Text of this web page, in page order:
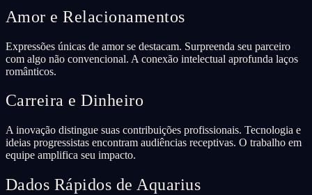
Amor e Relacionamentos
Expressões únicas de amor se destacam. Surpreenda seu parceiro
com algo não convencional. A conexão intelectual aprofunda laços
românticos.
Carreira e Dinheiro
A inovação distingue suas contribuições profissionais. Tecnologia e
ideias progressistas encontram audiências receptivas. O trabalho em
equipe amplifica seu impacto.
Dados Rápidos de Aquarius